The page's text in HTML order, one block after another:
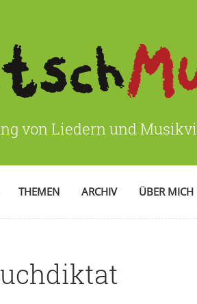
von Liedern und
THEMEN ARCHIV ÜBER MICH